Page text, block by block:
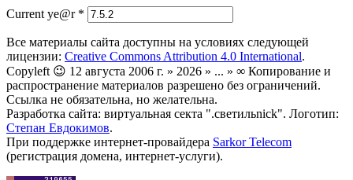
Current ye@r *
Все материалы сайта доступны на условиях следующей
лицензии: Creative Commons Attribution 4.0 International.
Copyleft 😉 12 августа 2006 г. » 2026 » ... » ∞ Копирование и
распространение материалов разрешено без ограничений.
Ссылка не обязательна, но желательна.
Разработка сайта: виртуальная секта ".светильnick". Логотип:
Степан Евдокимов.
При поддержке интернет-провайдера Sarkor Telecom
(регистрация домена, интернет-услуги).